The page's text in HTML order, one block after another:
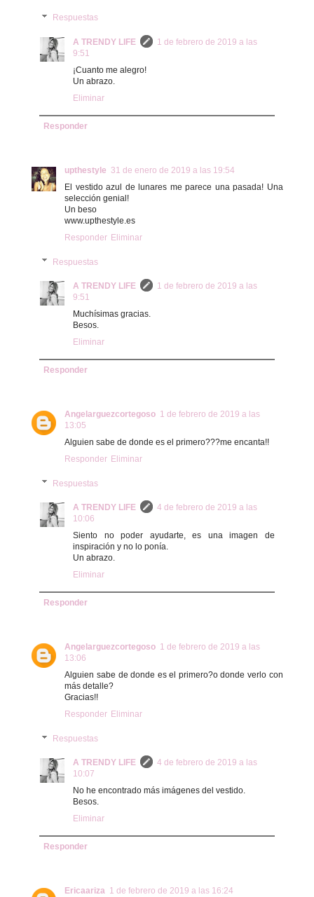
Respuestas
A TRENDY LIFE
1 de febrero de 2019 a las
9:51
¡Cuanto me alegro!
Un abrazo.
Eliminar
Responder
upthestyle 31 de enero de 2019 a las 19:54
El vestido azul de lunares me parece una pasada! Una
selección genial!
Un beso
www.upthestyle.es
Responder Eliminar
Respuestas
A TRENDY LIFE
1 de febrero de 2019 a las
9:51
Muchísimas gracias.
Besos.
Eliminar
Responder
Angelarguezcortegoso 1 de febrero de 2019 a las
13:05
Alguien sabe de donde es el primero???me encanta!!
Responder Eliminar
Respuestas
A TRENDY LIFE
4 de febrero de 2019 a las
10:06
Siento no poder ayudarte, es una imagen de
inspiración y no lo ponía.
Un abrazo.
Eliminar
Responder
Angelarguezcortegoso 1 de febrero de 2019 a las
13:06
Alguien sabe de donde es el primero?o donde verlo con
más detalle?
Gracias!!
Responder Eliminar
Respuestas
A TRENDY LIFE
4 de febrero de 2019 a las
10:07
No he encontrado más imágenes del vestido.
Besos.
Eliminar
Responder
Ericaariza 1 de febrero de 2019 a las 16:24